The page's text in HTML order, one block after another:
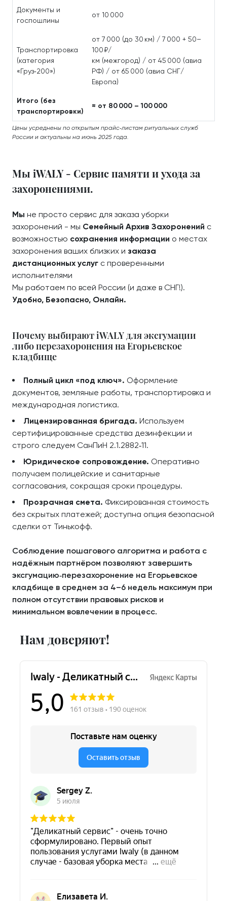
Документы и
госпошлины
от 10 000
Транспортировка
(категория
«Груз‑200»)
от 7 000 (до 30 км) / 7 000 + 50–
100 ₽/
км (межгород) / от 45 000 (авиа
РФ) / от 65 000 (авиа СНГ/
Европа)
Итого (без
транспортировки)
≈ от 80 000 – 100 000
Цены усреднены по открытым прайс‑листам ритуальных служб
России и актуальны на июнь 2025 года.
Мы iWALY - Сервис памяти и ухода за
захоронениями.
Мы не просто сервис для заказа уборки
захоронений - мы Семейный Архив Захоронений с
возможностью сохранения информации о местах
захоронения ваших близких и заказа
дистанционных услуг с проверенными
исполнителями
Мы работаем по всей России (и даже в СНГ!).
Удобно, Безопасно, Онлайн.
Почему выбирают iWALY для эксгумации
либо перезахоронения на Егорьевское
кладбище
Полный цикл «под ключ». Оформление
документов, земляные работы, транспортировка и
международная логистика.
Лицензированная бригада. Используем
сертифицированные средства дезинфекции и
строго следуем СанПиН 2.1.2882‑11.
Юридическое сопровождение. Оперативно
получаем полицейские и санитарные
согласования, сокращая сроки процедуры.
Прозрачная смета. Фиксированная стоимость
без скрытых платежей; доступна опция безопасной
сделки от Тинькофф.
Соблюдение пошагового алгоритма и работа с
надёжным партнёром позволяют завершить
эксгумацию‑перезахоронение на Егорьевское
кладбище в среднем за 4–6 недель максимум при
полном отсутствии правовых рисков и
минимальном вовлечении в процесс.
Нам доверяют!